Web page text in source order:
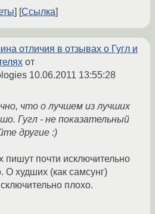
Ссылка
отличия в отзывах о Гугл и
от
10.06.2011 13:55:28
что о лучшем из лучших
Гугл - не показательный
другие :)
почти исключительно
О худших (как самсунг)
плохо.